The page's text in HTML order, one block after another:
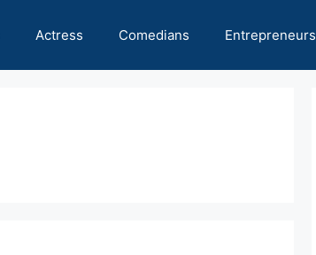
Actress Comedians Entrepreneurs